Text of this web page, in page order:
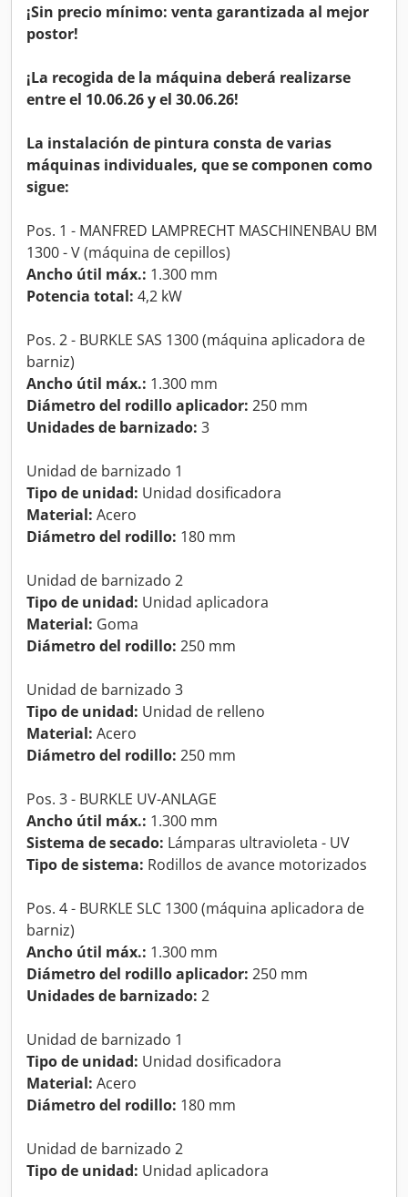
¡Sin precio mínimo: venta garantizada al mejor
postor!
¡La recogida de la máquina deberá realizarse
entre el 10.06.26 y el 30.06.26!
La instalación de pintura consta de varias
máquinas individuales, que se componen como
sigue:
Pos. 1 - MANFRED LAMPRECHT MASCHINENBAU BM
1300 - V (máquina de cepillos)
Ancho útil máx.: 1.300 mm
Potencia total: 4,2 kW
Pos. 2 - BURKLE SAS 1300 (máquina aplicadora de
barniz)
Ancho útil máx.: 1.300 mm
Diámetro del rodillo aplicador: 250 mm
Unidades de barnizado: 3
Unidad de barnizado 1
Tipo de unidad: Unidad dosificadora
Material: Acero
Diámetro del rodillo: 180 mm
Unidad de barnizado 2
Tipo de unidad: Unidad aplicadora
Material: Goma
Diámetro del rodillo: 250 mm
Unidad de barnizado 3
Tipo de unidad: Unidad de relleno
Material: Acero
Diámetro del rodillo: 250 mm
Pos. 3 - BURKLE UV-ANLAGE
Ancho útil máx.: 1.300 mm
Sistema de secado: Lámparas ultravioleta - UV
Tipo de sistema: Rodillos de avance motorizados
Pos. 4 - BURKLE SLC 1300 (máquina aplicadora de
barniz)
Ancho útil máx.: 1.300 mm
Diámetro del rodillo aplicador: 250 mm
Unidades de barnizado: 2
Unidad de barnizado 1
Tipo de unidad: Unidad dosificadora
Material: Acero
Diámetro del rodillo: 180 mm
Unidad de barnizado 2
Tipo de unidad: Unidad aplicadora